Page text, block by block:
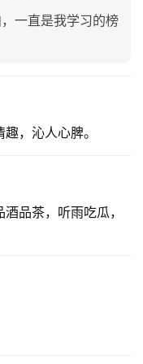
一直是我学习的榜
，沁人心脾。
品茶，听雨吃瓜，